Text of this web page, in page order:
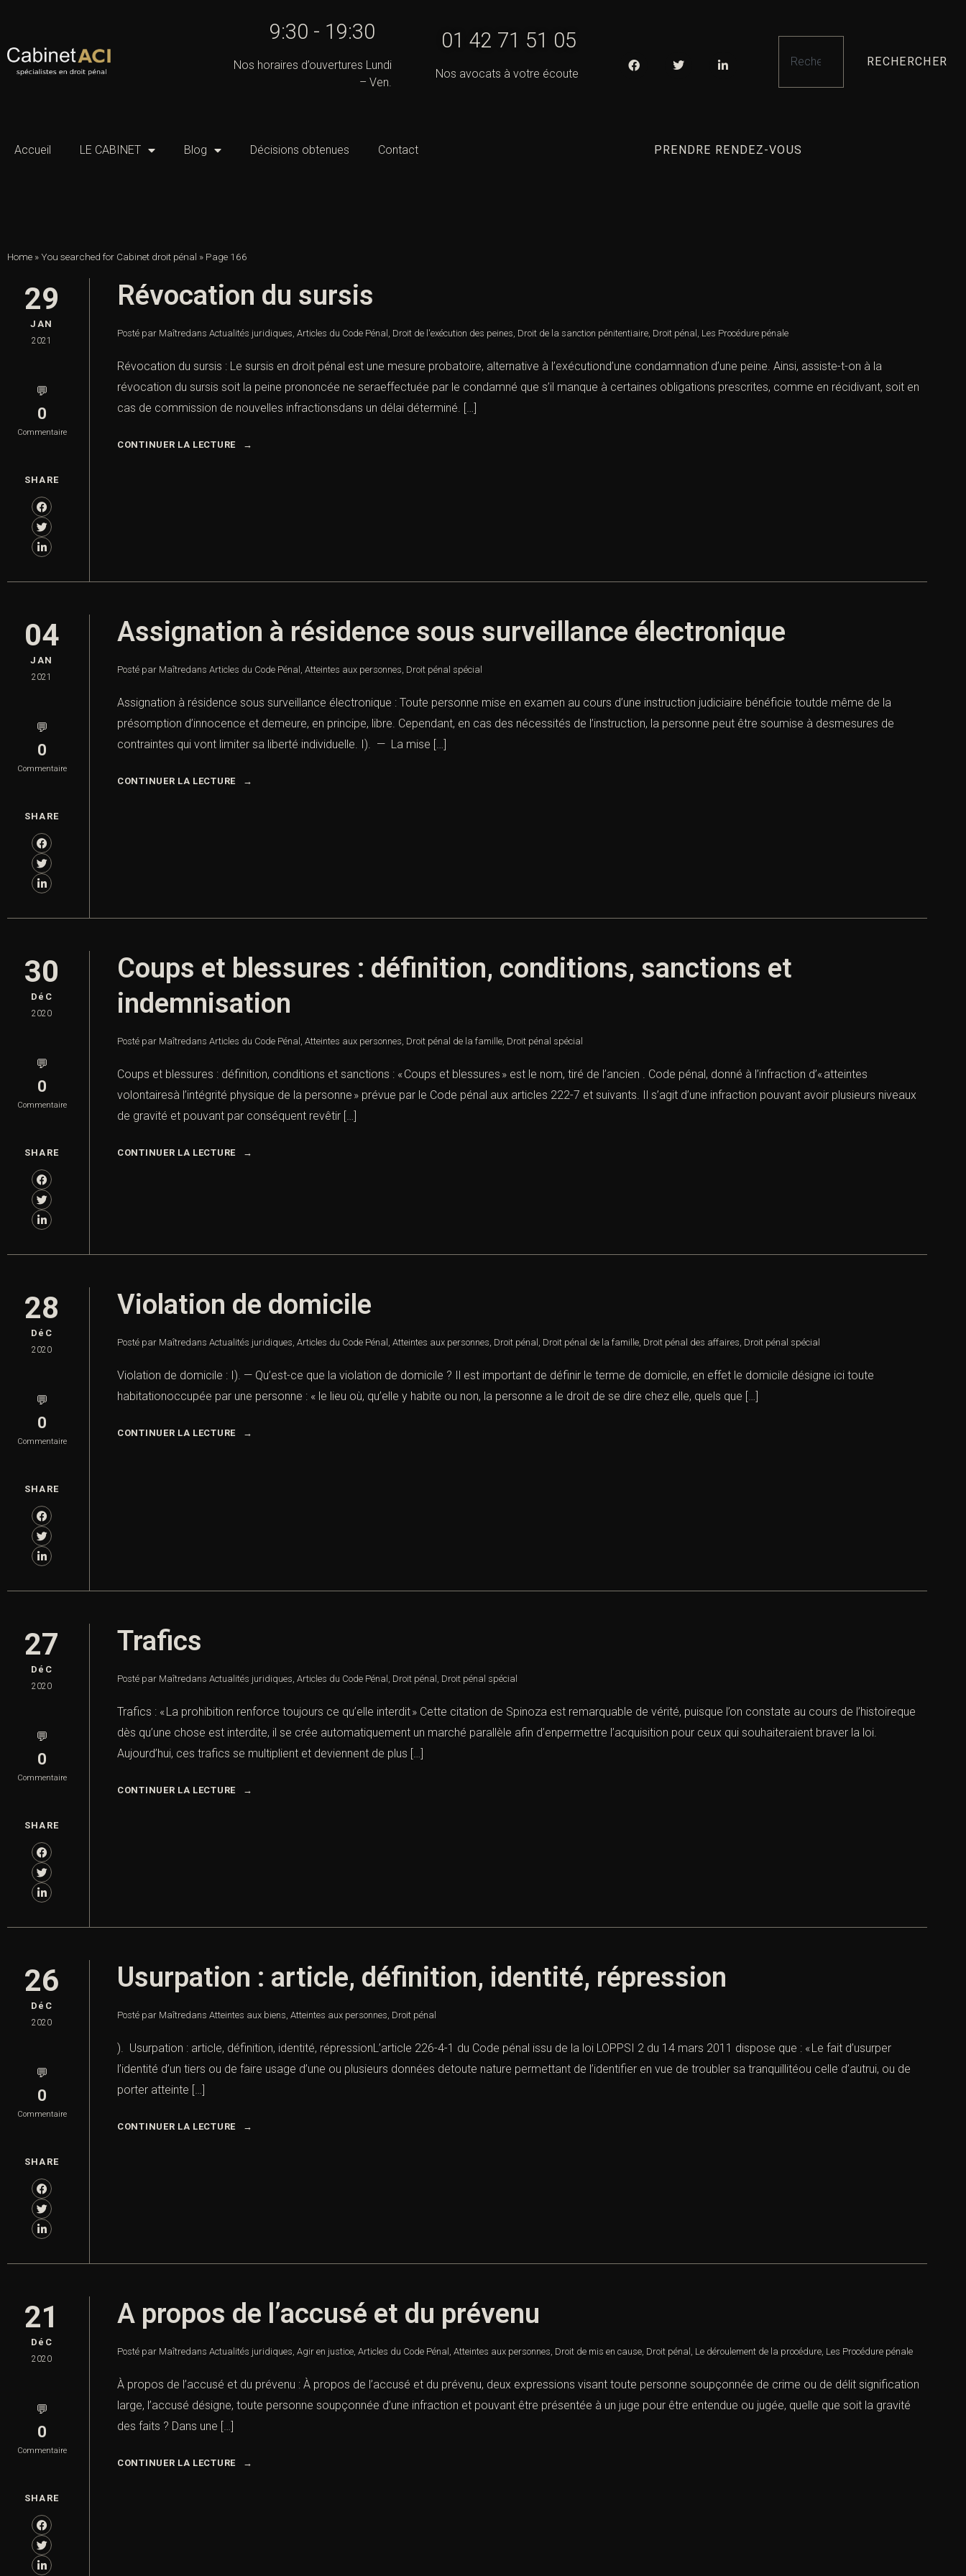
9:30 - 19:30
Nos horaires d’ouvertures Lundi
– Ven.
01 42 71 51 05
Nos avocats à votre écoute
RECHERCHER
Accueil LE CABINET Blog Décisions obtenues Contact PRENDRE RENDEZ-VOUS
Home »You searched for Cabinet droit pénal » Page 166
29
JAN
2021
💬
0
Commentaire
SHARE
Révocation du sursis
Posté par Maîtredans Actualités juridiques, Articles du Code Pénal , Droit de l'exécution des peines, Droit de la sanction pénitentiaire, Droit pénal , Les Procédure pénale
Révocation du sursis : Le sursis en droit pénal est une mesure probatoire, alternative à l’exécutiond’une condamnation d’une peine. Ainsi, assiste-t-on à la
révocation du sursis soit la peine prononcée ne seraeffectuée par le condamné que s’il manque à certaines obligations prescrites, comme en récidivant, soit en
cas de commission de nouvelles infractionsdans un délai déterminé. […]
CONTINUER LA LECTURE
04
JAN
2021
💬
0
Commentaire
SHARE
Assignation à résidence sous surveillance électronique
Posté par Maîtredans Articles du Code Pénal , Atteintes aux personnes, Droit pénal spécial
Assignation à résidence sous surveillance électronique : Toute personne mise en examen au cours d’une instruction judiciaire bénéficie toutde même de la
présomption d’innocence et demeure, en principe, libre. Cependant, en cas des nécessités de l’instruction, la personne peut être soumise à desmesures de
contraintes qui vont limiter sa liberté individuelle. I). — La mise […]
CONTINUER LA LECTURE
30
DéC
2020
💬
0
Commentaire
SHARE
Coups et blessures : définition, conditions, sanctions et
indemnisation
Posté par Maîtredans Articles du Code Pénal , Atteintes aux personnes, Droit pénal de la famille, Droit pénal spécial
Coups et blessures : définition, conditions et sanctions : « Coups et blessures » est le nom, tiré de l’ancien . Code pénal, donné à l’infraction d’« atteintes
volontairesà l’intégrité physique de la personne » prévue par le Code pénal aux articles 222-7 et suivants. Il s’agit d’une infraction pouvant avoir plusieurs niveaux
de gravité et pouvant par conséquent revêtir […]
CONTINUER LA LECTURE
28
DéC
2020
💬
0
Commentaire
SHARE
Violation de domicile
Posté par Maîtredans Actualités juridiques, Articles du Code Pénal , Atteintes aux personnes, Droit pénal , Droit pénal de la famille, Droit pénal des affaires, Droit pénal spécial
Violation de domicile : I). — Qu’est-ce que la violation de domicile ? Il est important de définir le terme de domicile, en effet le domicile désigne ici toute
habitationoccupée par une personne : « le lieu où, qu’elle y habite ou non, la personne a le droit de se dire chez elle, quels que […]
CONTINUER LA LECTURE
27
DéC
2020
💬
0
Commentaire
SHARE
Trafics
Posté par Maîtredans Actualités juridiques, Articles du Code Pénal , Droit pénal , Droit pénal spécial
Trafics : « La prohibition renforce toujours ce qu’elle interdit » Cette citation de Spinoza est remarquable de vérité, puisque l’on constate au cours de l’histoireque
dès qu’une chose est interdite, il se crée automatiquement un marché parallèle afin d’enpermettre l’acquisition pour ceux qui souhaiteraient braver la loi.
Aujourd’hui, ces trafics se multiplient et deviennent de plus […]
CONTINUER LA LECTURE
26
DéC
2020
💬
0
Commentaire
SHARE
Usurpation : article, définition, identité, répression
Posté par Maîtredans Atteintes aux biens, Atteintes aux personnes, Droit pénal
). Usurpation : article, définition, identité, répressionL’article 226-4-1 du Code pénal issu de la loi LOPPSI 2 du 14 mars 2011 dispose que : « Le fait d’usurper
l’identité d’un tiers ou de faire usage d’une ou plusieurs données detoute nature permettant de l’identifier en vue de troubler sa tranquillitéou celle d’autrui, ou de
porter atteinte […]
CONTINUER LA LECTURE
21
DéC
2020
💬
0
Commentaire
SHARE
A propos de l’accusé et du prévenu
Posté par Maîtredans Actualités juridiques, Agir en justice, Articles du Code Pénal , Atteintes aux personnes, Droit de mis en cause, Droit pénal , Le déroulement de la procédure, Les Procédure pénale
À propos de l’accusé et du prévenu : À propos de l’accusé et du prévenu, deux expressions visant toute personne soupçonnée de crime ou de délit signification
large, l’accusé désigne, toute personne soupçonnée d’une infraction et pouvant être présentée à un juge pour être entendue ou jugée, quelle que soit la gravité
des faits ? Dans une […]
CONTINUER LA LECTURE